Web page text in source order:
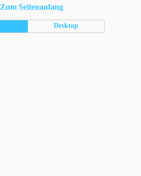
Zum Seitenanfang
Desktop